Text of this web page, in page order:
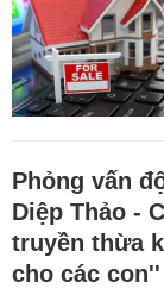
Phỏng vấn
Diệp Thảo -
truyền thừa
cho các con''